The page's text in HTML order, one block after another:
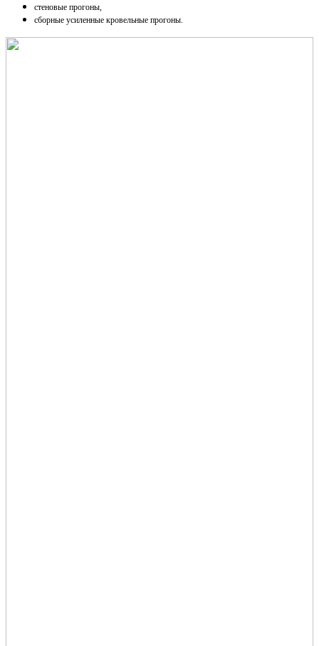
стеновые прогоны,
сборные усиленные кровельные прогоны.